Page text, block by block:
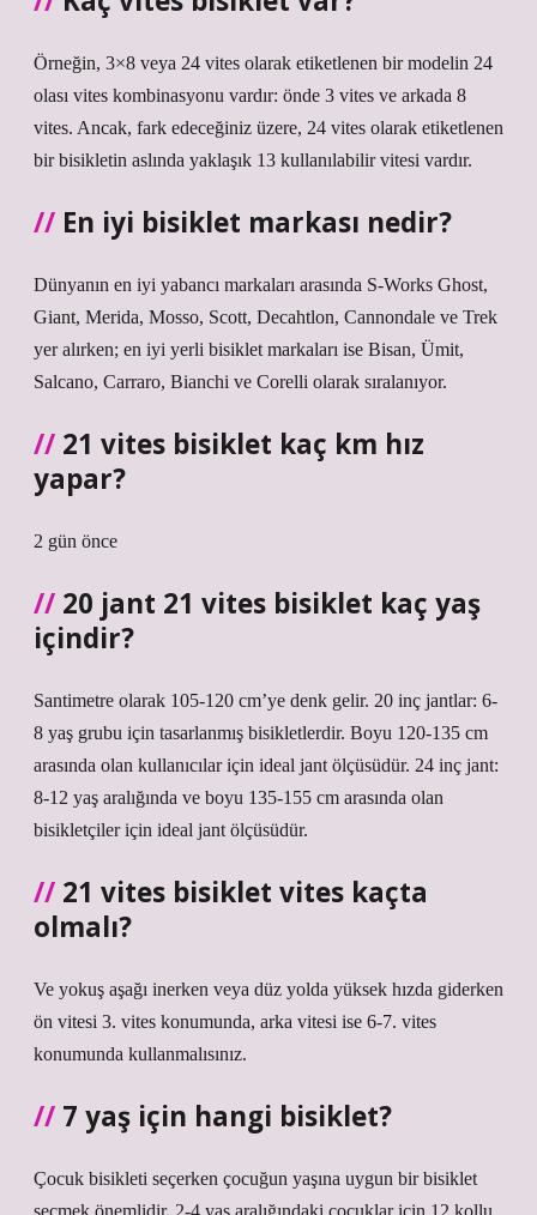
Örneğin, 3×8 veya 24 vites olarak etiketlenen bir modelin 24
olası vites kombinasyonu vardır: önde 3 vites ve arkada 8
vites. Ancak, fark edeceğiniz üzere, 24 vites olarak etiketlenen
bir bisikletin aslında yaklaşık 13 kullanılabilir vitesi vardır.
En iyi bisiklet markası nedir?
Dünyanın en iyi yabancı markaları arasında S-Works Ghost,
Giant, Merida, Mosso, Scott, Decahtlon, Cannondale ve Trek
yer alırken; en iyi yerli bisiklet markaları ise Bisan, Ümit,
Salcano, Carraro, Bianchi ve Corelli olarak sıralanıyor.
21 vites bisiklet kaç km hız
yapar?
2 gün önce
20 jant 21 vites bisiklet kaç yaş
içindir?
Santimetre olarak 105-120 cm’ye denk gelir. 20 inç jantlar: 6-
8 yaş grubu için tasarlanmış bisikletlerdir. Boyu 120-135 cm
arasında olan kullanıcılar için ideal jant ölçüsüdür. 24 inç jant:
8-12 yaş aralığında ve boyu 135-155 cm arasında olan
bisikletçiler için ideal jant ölçüsüdür.
21 vites bisiklet vites kaçta
olmalı?
Ve yokuş aşağı inerken veya düz yolda yüksek hızda giderken
ön vitesi 3. vites konumunda, arka vitesi ise 6-7. vites
konumunda kullanmalısınız.
7 yaş için hangi bisiklet?
Çocuk bisikleti seçerken çocuğun yaşına uygun bir bisiklet
seçmek önemlidir. 2-4 yaş aralığındaki çocuklar için 12 kollu